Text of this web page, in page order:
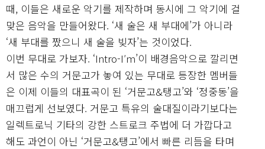
때, 이들은 새로운 악기를 제작하며 동시에 그 악기에 걸
맞은 음악을 만들어왔다. ‘새 술은 새 부대에’가 아니라
‘새 부대를 짰으니 새 술을 빚자’는 것이었다.
이번 무대로 가보자. ‘Intro-I′m’이 배경음악으로 깔리면
서 많은 수의 거문고가 놓여 있는 무대로 등장한 멤버들
은 이제 이들의 대표곡이 된 ‘거문고&탱고’와 ‘정중동’을
매끄럽게 선보였다. 거문고 특유의 술대질이라기보다는
일렉트로닉 기타의 강한 스트로크 주법에 더 가깝다고
해도 과언이 아닌 ‘거문고&탱고’에서 빠른 리듬을 타며